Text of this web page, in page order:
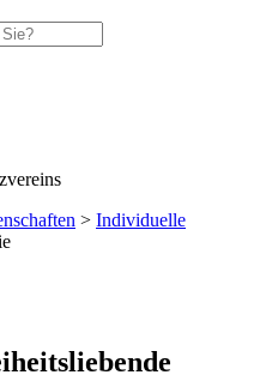
> Individuelle